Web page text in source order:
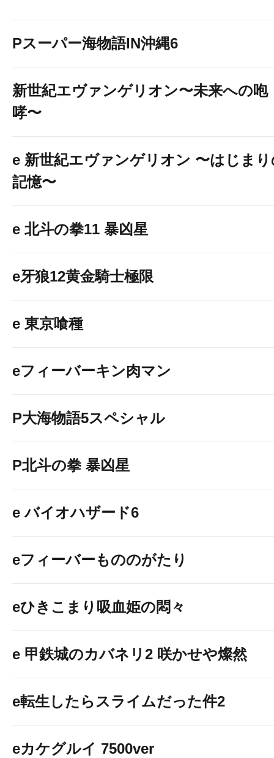
Pスーパー海物語IN沖縄6
新世紀エヴァンゲリオン〜未来への咆
哮〜
e 新世紀エヴァンゲリオン 〜はじま
記憶〜
e 北斗の拳11 暴凶星
e牙狼12黄金騎士極限
e 東京喰種
eフィーバーキン肉マン
P大海物語5スペシャル
P北斗の拳 暴凶星
e バイオハザード6
eフィーバーもののがたり
eひきこまり吸血姫の悶々
e 甲鉄城のカバネリ2 咲かせや燦然
e転生したらスライムだった件2
eカケグルイ 7500ver